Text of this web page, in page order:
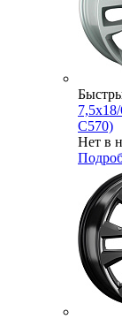
C570)
Нет в